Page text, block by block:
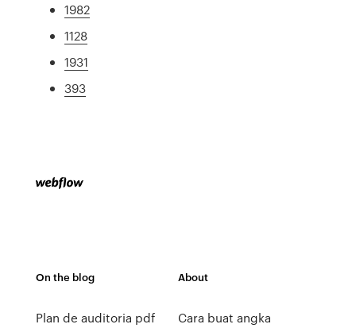
1982
1128
1931
393
On the blog
Plan de auditoria pdf
About
Cara buat angka